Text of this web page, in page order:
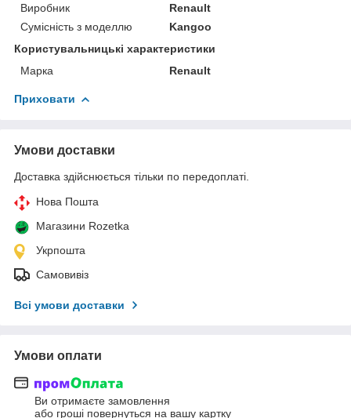
Виробник
Renault
Сумісність з моделлю
Kangoo
Користувальницькі характеристики
Марка
Renault
Приховати
Умови доставки
Доставка здійснюється тільки по передоплаті.
Нова Пошта
Магазини Rozetka
Укрпошта
Самовивіз
Всі умови доставки
Умови оплати
Ви отримаєте замовлення
або гроші повернуться на вашу картку